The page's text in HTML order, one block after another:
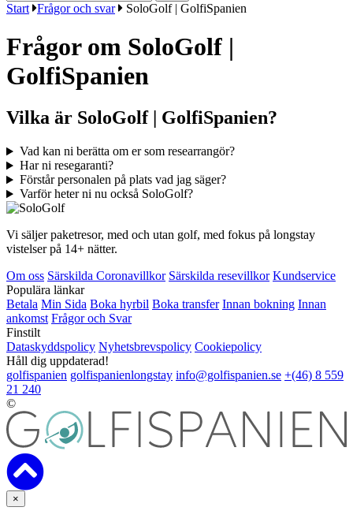
Start Frågor och svar SoloGolf | GolfiSpanien
Frågor om SoloGolf |
GolfiSpanien
Vilka är SoloGolf | GolfiSpanien?
Vad kan ni berätta om er som researrangör?
Har ni resegaranti?
Förstår personalen på plats vad jag säger?
Varför heter ni nu också SoloGolf?
Vi säljer paketresor, med och utan golf, med fokus på longstay
vistelser på 14+ nätter.
Om oss Särskilda Coronavillkor Särskilda resevillkor Kundservice
Populära länkar
Betala Min Sida Boka hyrbil Boka transfer Innan bokning Innan
ankomst Frågor och Svar
Finstilt
Dataskyddspolicy Nyhetsbrevspolicy Cookiepolicy
Håll dig uppdaterad!
golfispanien golfispanienlongstay info@golfispanien.se +(46) 8 559
21 240
©
×